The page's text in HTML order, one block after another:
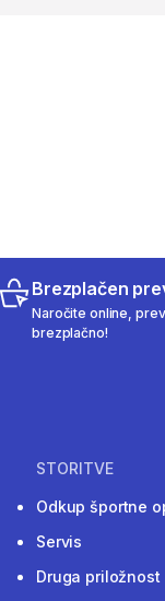
Brezplačen
Naročite online,
brezplačno!
STORITVE
Odkup športne
Servis
Druga priložnost